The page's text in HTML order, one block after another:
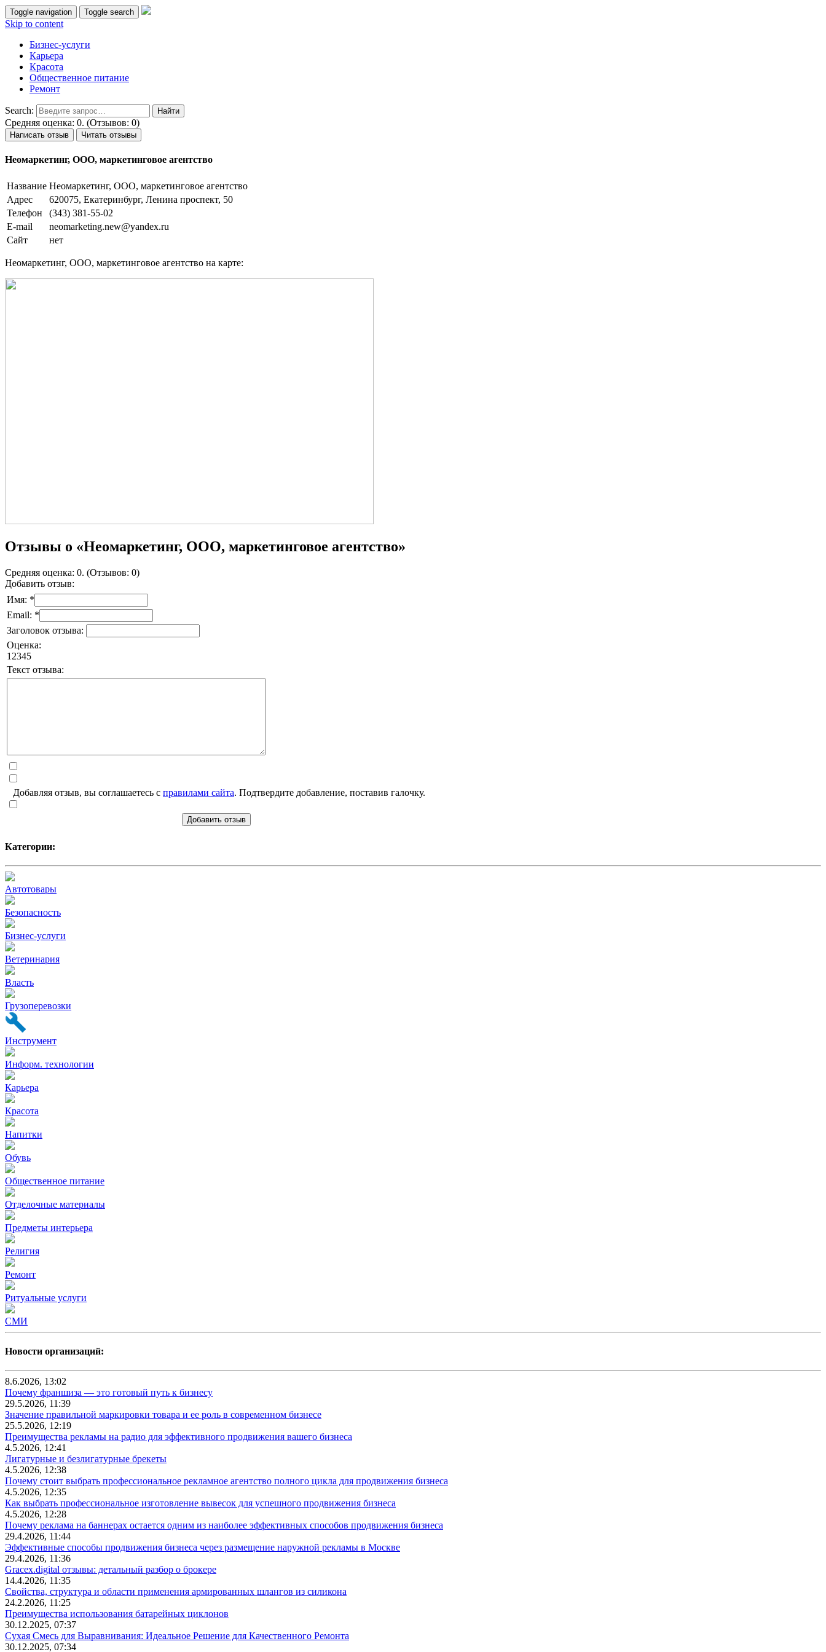
Toggle navigation Toggle search
Skip to content
Бизнес-услуги
Карьера
Красота
Общественное питание
Ремонт
Search:
Средняя оценка: 0. (Отзывов: 0)
Написать отзыв Читать отзывы
Неомаркетинг, ООО, маркетинговое агентство
Название Неомаркетинг, ООО, маркетинговое агентство
Адрес
620075, Екатеринбург, Ленина проспект, 50
Телефон
(343) 381-55-02
E-mail
neomarketing.new@yandex.ru
Сайт
нет
Неомаркетинг, ООО, маркетинговое агентство на карте:
Отзывы о «Неомаркетинг, ООО, маркетинговое агентство»
Средняя оценка: 0. (Отзывов: 0)
Добавить отзыв:
Имя: *
Email: *
Заголовок отзыва:
Оценка:
1 2345
Текст отзыва:
Добавляя отзыв, вы соглашаетесь с правилами сайта. Подтвердите добавление, поставив галочку.
Добавить отзыв
Категории:
Автотовары
Безопасность
Бизнес-услуги
Ветеринария
Власть
Грузоперевозки
Инструмент
Информ. технологии
Карьера
Красота
Напитки
Обувь
Общественное питание
Отделочные материалы
Предметы интерьера
Религия
Ремонт
Ритуальные услуги
СМИ
Новости организаций:
8.6.2026, 13:02
Почему франшиза — это готовый путь к бизнесу
29.5.2026, 11:39
Значение правильной маркировки товара и ее роль в современном бизнесе
25.5.2026, 12:19
Преимущества рекламы на радио для эффективного продвижения вашего бизнеса
4.5.2026, 12:41
Лигатурные и безлигатурные брекеты
4.5.2026, 12:38
Почему стоит выбрать профессиональное рекламное агентство полного цикла для продвижения бизнеса
4.5.2026, 12:35
Как выбрать профессиональное изготовление вывесок для успешного продвижения бизнеса
4.5.2026, 12:28
Почему реклама на баннерах остается одним из наиболее эффективных способов продвижения бизнеса
29.4.2026, 11:44
Эффективные способы продвижения бизнеса через размещение наружной рекламы в Москве
29.4.2026, 11:36
Gracex.digital отзывы: детальный разбор о брокере
14.4.2026, 11:35
Свойства, структура и области применения армированных шлангов из силикона
24.2.2026, 11:25
Преимущества использования батарейных циклонов
30.12.2025, 07:37
Сухая Смесь для Выравнивания: Идеальное Решение для Качественного Ремонта
30.12.2025, 07:34